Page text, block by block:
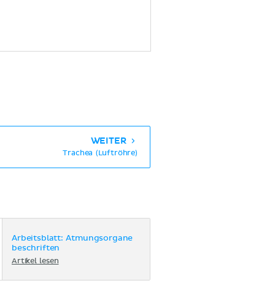
WEITER
Trachea (Luftröhre)
Arbeitsblatt: Atmungsorgane
beschriften
Artikel lesen